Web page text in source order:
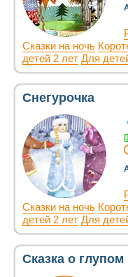
Сказки на ночь
детей 2 лет Для
Снегурочка
Сказки на ночь
детей 2 лет Для
Сказка о